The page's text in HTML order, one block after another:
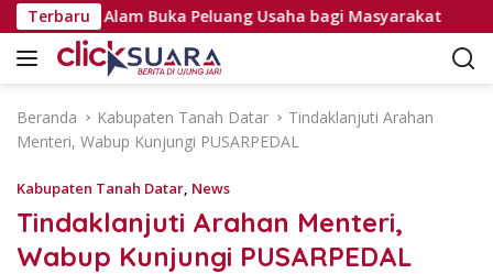
a
Terbaru
Tanjung Alam Buka Peluang Usaha bagi Masyarakat
Beranda Kabupaten Tanah Datar
Tindaklanjuti Arahan
Menteri, Wabup Kunjungi PUSARPEDAL
Kabupaten Tanah Datar, News
Tindaklanjuti Arahan Menteri,
Wabup Kunjungi PUSARPEDAL